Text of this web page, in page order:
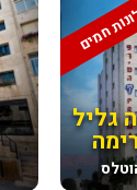
חמים
גליל